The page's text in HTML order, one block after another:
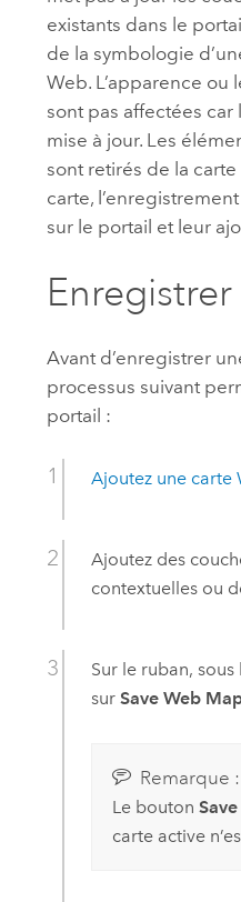
existants dans le
de la symbologie
Web. L’apparence
sont pas affectées
mise à jour. Les
sont retirés de la
carte,
sur le portail et leur
Avant d’enregistrer
processus suivant
portail :
Ajoutez une carte
Ajoutez des
contextuelles ou
Sur le ruban,
surSave Web
Remarque :
Le bouton
carte active